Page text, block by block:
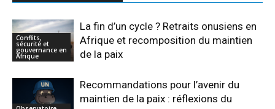
Conflits,
sécurité et
gouvernance en
Afrique
La fin d’un cycle ? Retraits onusiens en
Afrique et recomposition du maintien
de la paix
Recommandations pour l’avenir du
maintien de la paix : réflexions du